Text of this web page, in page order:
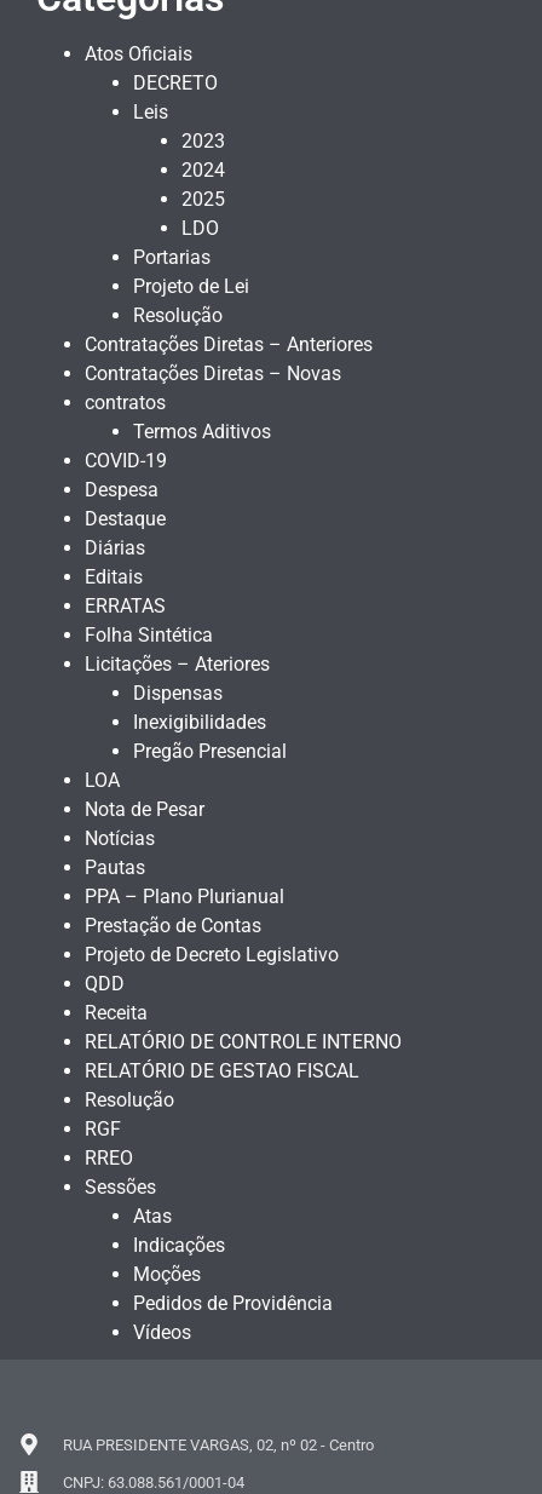
Atos Oficiais
DECRETO
Leis
2023
2024
2025
LDO
Portarias
Projeto de Lei
Resolução
Contratações Diretas – Anteriores
Contratações Diretas – Novas
contratos
Termos Aditivos
COVID-19
Despesa
Destaque
Diárias
Editais
ERRATAS
Folha Sintética
Licitações – Ateriores
Dispensas
Inexigibilidades
Pregão Presencial
LOA
Nota de Pesar
Notícias
Pautas
PPA – Plano Plurianual
Prestação de Contas
Projeto de Decreto Legislativo
QDD
Receita
RELATÓRIO DE CONTROLE INTERNO
RELATÓRIO DE GESTAO FISCAL
Resolução
RGF
RREO
Sessões
Atas
Indicações
Moções
Pedidos de Providência
Vídeos
RUA PRESIDENTE VARGAS, 02, nº 02 - Centro
CNPJ: 63.088.561/0001-04